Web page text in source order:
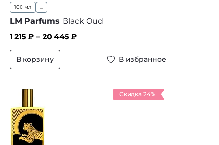
100 мл ...
LM Parfums Black Oud
1 215 ₽ – 20 445 ₽
В корзину В избранное
Скидка 24%